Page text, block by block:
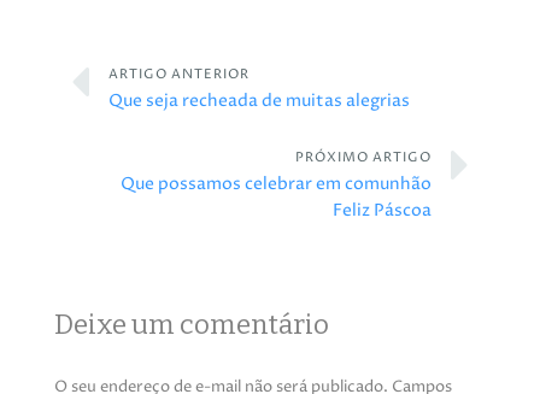
ARTIGO ANTERIOR
Que seja recheada de muitas alegrias
PRÓXIMO ARTIGO
Que possamos celebrar em comunhão
Feliz Páscoa
Deixe um comentário
O seu endereço de e-mail não será publicado. Campos